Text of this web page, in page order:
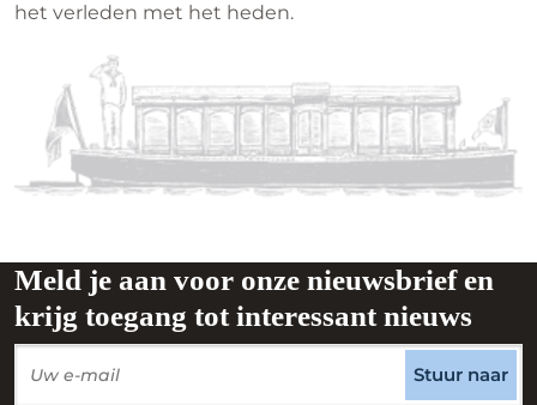
het verleden met het heden.
Meld je aan voor onze nieuwsbrief en
krijg toegang tot interessant nieuws
Stuur naar